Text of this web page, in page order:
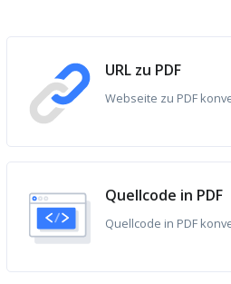
URL zu PDF
Webseite zu PDF
Quellcode in PDF
Quellcode in PDF